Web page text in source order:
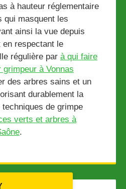
à hauteur réglementaire
qui masquent les
ainsi la vue depuis
respectant le
régulière par à qui faire
grimpeur à Vonnas
des arbres sains et un
durablement la
de grimpe
verts et arbres à
.